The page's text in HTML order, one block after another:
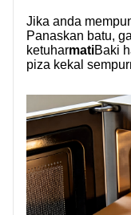
Jika anda
Panaskan batu,
ketuharmatiBaki
piza kekal